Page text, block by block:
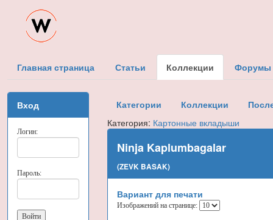
Главная страница Статьи Коллекции Форумы
Вход
Логин:
Пароль:
Категории Коллекции
Категория: Картонные вкладыши
Ninja Kaplumbagalar
(ZEVK BASAK)
Вариант для печати
Изображений на странице: